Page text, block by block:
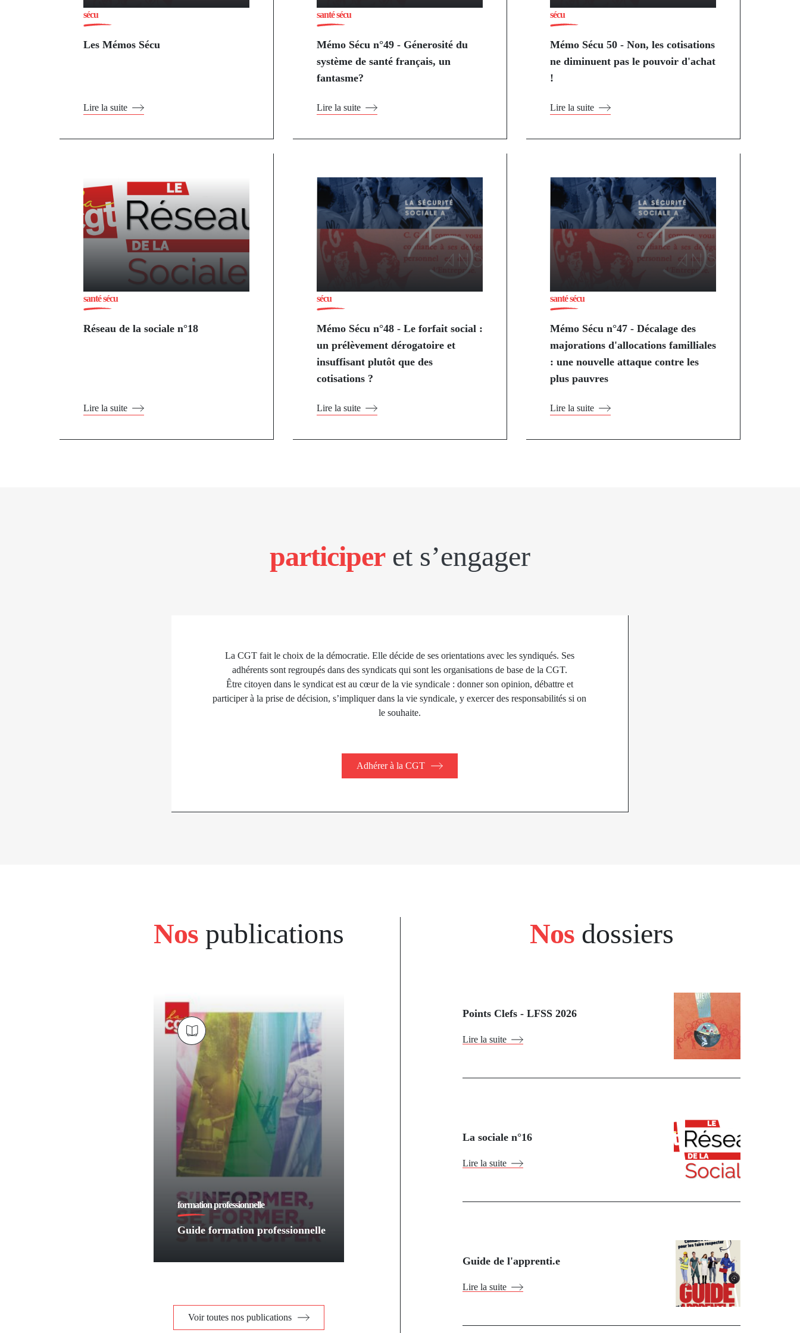
sécu
Les Mémos Sécu
Lire la suite
santé sécu
Mémo Sécu n°49 - Génerosité du
système de santé français, un
fantasme?
Lire la suite
sécu
Mémo Sécu 50 - Non, les cotisations
ne diminuent pas le pouvoir d'achat
!
Lire la suite
santé sécu
Réseau de la sociale n°18
Lire la suite
sécu
Mémo Sécu n°48 - Le forfait social :
un prélèvement dérogatoire et
insuffisant plutôt que des
cotisations ?
Lire la suite
santé sécu
Mémo Sécu n°47 - Décalage des
majorations d'allocations familliales
: une nouvelle attaque contre les
plus pauvres
Lire la suite
participeret s’engager
La CGT fait le choix de la démocratie. Elle décide de ses orientations avec les syndiqués. Ses
adhérents sont regroupés dans des syndicats qui sont les organisations de base de la CGT.
Être citoyen dans le syndicat est au cœur de la vie syndicale : donner son opinion, débattre et
participer à la prise de décision, s’impliquer dans la vie syndicale, y exercer des responsabilités si on
le souhaite.
Adhérer à la CGT
block
Nos publications
formation professionnelle
Guide formation professionnelle
Voir toutes nos publications
Nosdossiers
Points Clefs - LFSS 2026
Lire la suite
La sociale n°16
Lire la suite
Guide de l'apprenti.e
Lire la suite